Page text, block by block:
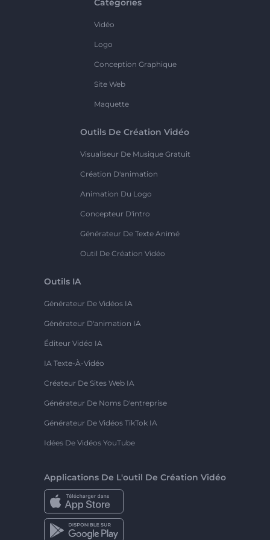
Catégories
Vidéo
Logo
Conception Graphique
Site Web
Maquette
Outils De Création Vidéo
Visualiseur De Musique Gratuit
Création D'animation
Animation Du Logo
Concepteur D'intro
Générateur De Texte Animé
Outil De Création Vidéo
Outils IA
Générateur De Vidéos IA
Générateur D'animation IA
Éditeur Vidéo IA
IA Texte-À-Vidéo
Créateur De Sites Web IA
Générateur De Noms D'entreprise
Générateur De Vidéos TikTok IA
Idées De Vidéos YouTube
Applications De L'outil De Création Vidéo